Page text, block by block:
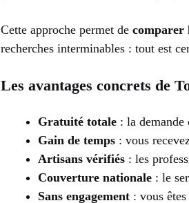
Cette approche permet de comparer
recherches interminables : tout est
Les avantages concrets de
Gratuité totale : la demande
Gain de temps : vous
Artisans vérifiés : les
Couverture nationale : le
Sans engagement : vous